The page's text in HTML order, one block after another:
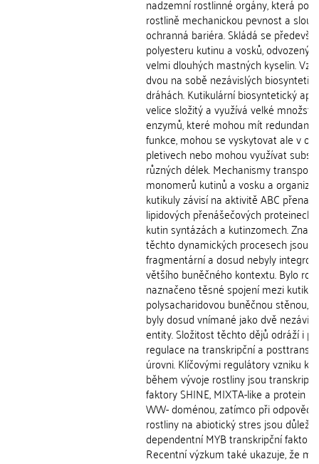
nadzemní rostlinné orgány, která
rostlině mechanickou pevnost a
ochranná bariéra. Skládá se
polyesteru kutinu a vosků,
velmi dlouhých mastných kyselin.
dvou na sobě nezávislých
dráhách. Kutikulární biosyntetický
velice složitý a využívá velké množství
enzymů, které mohou mít
funkce, mohou se vyskytovat ale v
pletivech nebo mohou využívat
různých délek. Mechanismy
monomerů kutinů a vosku a
kutikuly závisí na aktivitě ABC
lipidových přenášečových proteinech
kutin syntázách a kutinzomech.
těchto dynamických procesech jsou
fragmentární a dosud nebyly
většího buněčného kontextu. Bylo
naznačeno těsné spojení mezi
polysacharidovou buněčnou stěnou,
byly dosud vnímané jako dvě
entity. Složitost těchto dějů odráží i
regulace na transkripční a
úrovni. Klíčovými regulátory vzniku
během vývoje rostliny jsou
faktory SHINE, MIXTA-like a protein
WW- doménou, zatímco při odpovědi
rostliny na abiotický stres jsou
dependentní MYB transkripční faktory.
Recentní výzkum také ukazuje, že